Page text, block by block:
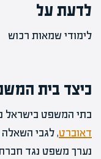
לדעת על
לימודי שמאות רכוש
כיצד בית
בתי המשפט בישראל
דאוברט
נערך משפט נגד